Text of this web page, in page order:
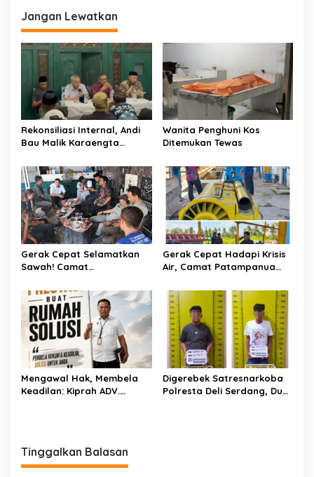
g
a
s
p
o
s
Jangan Lewatkan
Rekonsiliasi Internal, Andi
Bau Malik Karaengta
Pertemuan Darurat Tokoh
Adat Gowa
Wanita Penghuni Kos
Ditemukan Tewas
Gerak Cepat Selamatkan
Sawah! Camat
Kementerian Bahas Solusi
Debit Air Irigasi Watang
Sawitto Menulis
Gerak Cepat Hadapi Krisis
Air, Camat Patampanua
Demi Selamatkan Ribuan
Hektare Sawah Warga
Mengawal Hak, Membela
Keadilan: Kiprah ADV.
Digerebek Satresnarkoba
Polresta Deli Serdang, Dua
Tinggalkan Balasan